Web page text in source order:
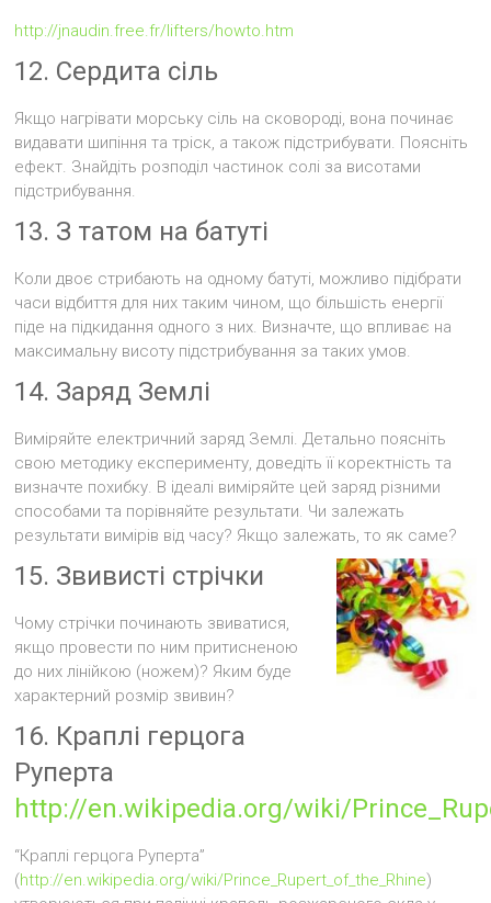
http://jnaudin.free.fr/lifters/howto.htm
12. Сердита сіль
Якщо нагрівати морську сіль на сковороді, вона починає
видавати шипіння та тріск, а також підстрибувати. Поясніть
ефект. Знайдіть розподіл частинок солі за висотами
підстрибування.
13. З татом на батуті
Коли двоє стрибають на одному батуті, можливо підібрати
часи відбиття для них таким чином, що більшість енергії
піде на підкидання одного з них. Визначте, що впливає на
максимальну висоту підстрибування за таких умов.
14. Заряд Землі
Виміряйте електричний заряд Землі. Детально поясніть
свою методику експерименту, доведіть її коректність та
визначте похибку. В ідеалі виміряйте цей заряд різними
способами та порівняйте результати. Чи залежать
результати вимірів від часу? Якщо залежать, то як саме?
15. Звивисті стрічки
Чому стрічки починають звиватися,
якщо провести по ним притисненою
до них лінійкою (ножем)? Яким буде
характерний розмір звивин?
16. Краплі герцога
Руперта
http://en.wikipedia.org/wiki/
“Краплі герцога Руперта”
(http://en.wikipedia.org/wiki/Prince_Rupert_of_the_Rhine)